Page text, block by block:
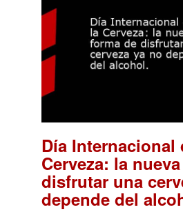
Día Internacional
Cerveza: la
disfrutar una
depende del